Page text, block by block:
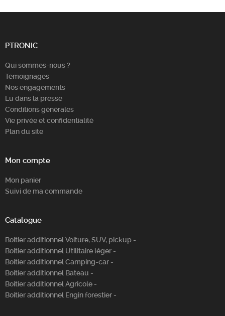
PTRONIC
Qui sommes-nous ?
Témoignages
Nos engagements
Lu dans la presse
Conditions générales
Vie privée et confidentialité
Plan du site
Mon compte
Mon panier
Suivi de ma commande
Catalogue
Boitier additionnel Voiture, SUV, pickup -
Boitier additionnel Utilitaire léger -
Boitier additionnel Camping-car -
Boitier additionnel Bateau -
Boitier additionnel Agricole -
Boitier additionnel Engin forestier -